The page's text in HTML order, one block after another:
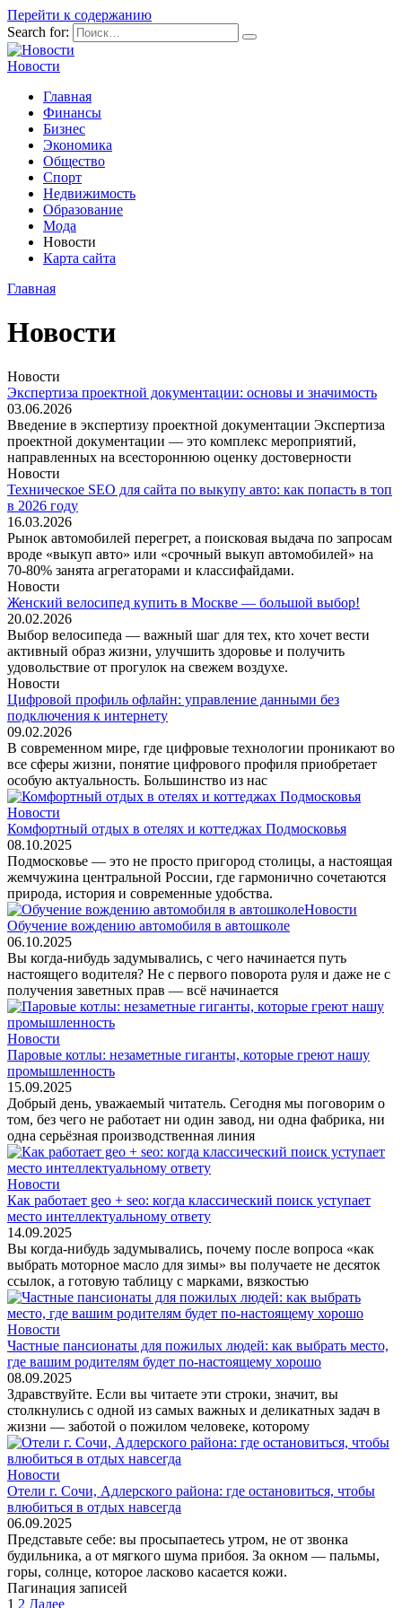
Перейти к содержанию
Search for:
Новости
Главная
Финансы
Бизнес
Экономика
Общество
Спорт
Недвижимость
Образование
Мода
Новости
Карта сайта
Главная
Новости
Новости
Экспертиза проектной документации: основы и значимость
03.06.2026
Введение в экспертизу проектной документации Экспертиза
проектной документации — это комплекс мероприятий,
направленных на всестороннюю оценку достоверности
Новости
Техническое SEO для сайта по выкупу авто: как попасть в топ
в 2026 году
16.03.2026
Рынок автомобилей перегрет, а поисковая выдача по запросам
вроде «выкуп авто» или «срочный выкуп автомобилей» на
70-80% занята агрегаторами и классифайдами.
Новости
Женский велосипед купить в Москве — большой выбор!
20.02.2026
Выбор велосипеда — важный шаг для тех, кто хочет вести
активный образ жизни, улучшить здоровье и получить
удовольствие от прогулок на свежем воздухе.
Новости
Цифровой профиль офлайн: управление данными без
подключения к интернету
09.02.2026
В современном мире, где цифровые технологии проникают во
все сферы жизни, понятие цифрового профиля приобретает
особую актуальность. Большинство из нас
Новости
Комфортный отдых в отелях и коттеджах Подмосковья
08.10.2025
Подмосковье — это не просто пригород столицы, а настоящая
жемчужина центральной России, где гармонично сочетаются
природа, история и современные удобства.
Новости
Обучение вождению автомобиля в автошколе
06.10.2025
Вы когда-нибудь задумывались, с чего начинается путь
настоящего водителя? Не с первого поворота руля и даже не с
получения заветных прав — всё начинается
Новости
Паровые котлы: незаметные гиганты, которые греют нашу
промышленность
15.09.2025
Добрый день, уважаемый читатель. Сегодня мы поговорим о
том, без чего не работает ни один завод, ни одна фабрика, ни
одна серьёзная производственная линия
Новости
Как работает geo + seo: когда классический поиск уступает
место интеллектуальному ответу
14.09.2025
Вы когда-нибудь задумывались, почему после вопроса «как
выбрать моторное масло для зимы» вы получаете не десяток
ссылок, а готовую таблицу с марками, вязкостью
Новости
Частные пансионаты для пожилых людей: как выбрать место,
где вашим родителям будет по-настоящему хорошо
08.09.2025
Здравствуйте. Если вы читаете эти строки, значит, вы
столкнулись с одной из самых важных и деликатных задач в
жизни — заботой о пожилом человеке, которому
Новости
Отели г. Сочи, Адлерского района: где остановиться, чтобы
влюбиться в отдых навсегда
06.09.2025
Представьте себе: вы просыпаетесь утром, не от звонка
будильника, а от мягкого шума прибоя. За окном — пальмы,
горы, солнце, которое ласково касается кожи.
Пагинация записей
1 2 Далее